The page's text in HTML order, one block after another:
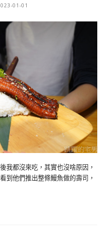
01-01
我都沒來吃，其實也沒啥原因，
到他們推出整條鰻魚做的壽司，